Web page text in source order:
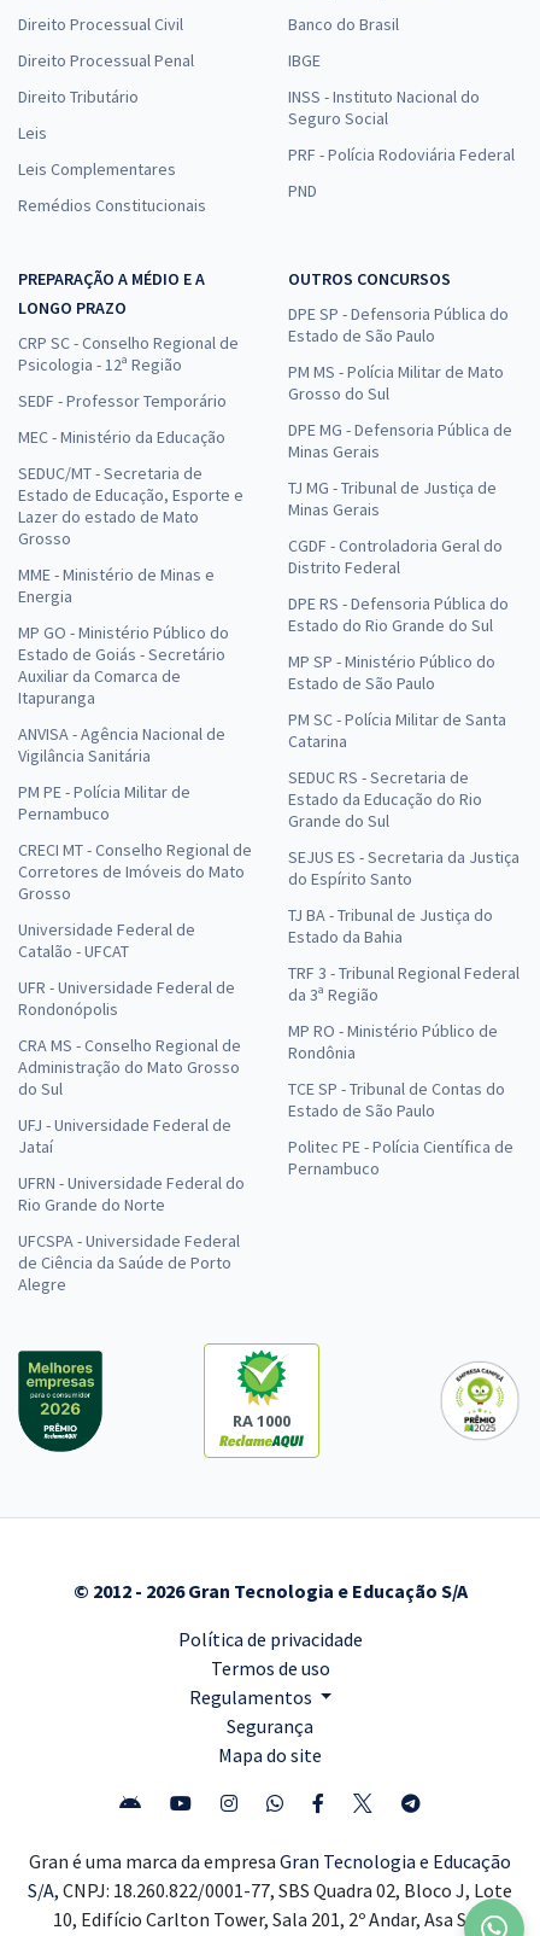
Direito Processual Civil
Direito Processual Penal
Direito Tributário
Leis
Leis Complementares
Remédios Constitucionais
Banco do Brasil
IBGE
INSS - Instituto Nacional do
Seguro Social
PRF - Polícia Rodoviária Federal
PND
PREPARAÇÃO A MÉDIO E A
LONGO PRAZO
CRP SC - Conselho Regional de
Psicologia - 12ª Região
SEDF - Professor Temporário
MEC - Ministério da Educação
SEDUC/MT - Secretaria de
Estado de Educação, Esporte e
Lazer do estado de Mato
Grosso
MME - Ministério de Minas e
Energia
MP GO - Ministério Público do
Estado de Goiás - Secretário
Auxiliar da Comarca de
Itapuranga
ANVISA - Agência Nacional de
Vigilância Sanitária
PM PE - Polícia Militar de
Pernambuco
CRECI MT - Conselho Regional de
Corretores de Imóveis do Mato
Grosso
Universidade Federal de
Catalão - UFCAT
UFR - Universidade Federal de
Rondonópolis
CRA MS - Conselho Regional de
Administração do Mato Grosso
do Sul
UFJ - Universidade Federal de
Jataí
UFRN - Universidade Federal do
Rio Grande do Norte
UFCSPA - Universidade Federal
de Ciência da Saúde de Porto
Alegre
OUTROS CONCURSOS
DPE SP - Defensoria Pública do
Estado de São Paulo
PM MS - Polícia Militar de Mato
Grosso do Sul
DPE MG - Defensoria Pública de
Minas Gerais
TJ MG - Tribunal de Justiça de
Minas Gerais
CGDF - Controladoria Geral do
Distrito Federal
DPE RS - Defensoria Pública do
Estado do Rio Grande do Sul
MP SP - Ministério Público do
Estado de São Paulo
PM SC - Polícia Militar de Santa
Catarina
SEDUC RS - Secretaria de
Estado da Educação do Rio
Grande do Sul
SEJUS ES - Secretaria da Justiça
do Espírito Santo
TJ BA - Tribunal de Justiça do
Estado da Bahia
TRF 3 - Tribunal Regional Federal
da 3ª Região
MP RO - Ministério Público de
Rondônia
TCE SP - Tribunal de Contas do
Estado de São Paulo
Politec PE - Polícia Científica de
Pernambuco
RA 1000
© 2012 - 2026 Gran Tecnologia e Educação S/A
Política de privacidade
Termos de uso
Regulamentos
Segurança
Mapa do site
Gran é uma marca da empresa Gran Tecnologia e Educação
S/A, CNPJ: 18.260.822/0001-77, SBS Quadra 02, Bloco J, Lote
10, Edifício Carlton Tower, Sala 201, 2º Andar, Asa Sul,